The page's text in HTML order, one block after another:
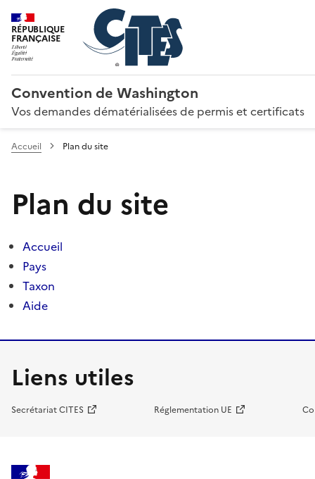
RÉPUBLIQUE
FRANÇAISE
Convention de Washington
Vos demandes dématérialisées de permis et certificats
Accueil Plan du site
Plan du site
Accueil
Pays
Taxon
Aide
Liens utiles
Secrétariat CITES Réglementation UE